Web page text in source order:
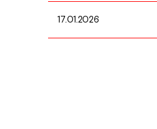
17.01.2026